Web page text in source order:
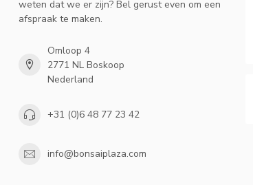
weten dat we er zijn? Bel gerust even om een
afspraak te maken.
Omloop 4
2771 NL Boskoop
Nederland
+31 (0)6 48 77 23 42
info@bonsaiplaza.com